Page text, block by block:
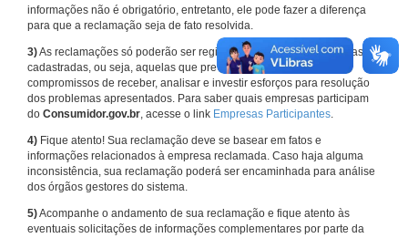
informações não é obrigatório, entretanto, ele pode fazer a diferença
para que a reclamação seja de fato resolvida.
3)As reclamações só poderão ser registradas em face de empresas
cadastradas, ou seja, aquelas que previamente assumiram
compromissos de receber, analisar e investir esforços para resolução
dos problemas apresentados. Para saber quais empresas participam
do Consumidor.gov.br, acesse o link Empresas Participantes.
4) Fique atento! Sua reclamação deve se basear em fatos e
informações relacionados à empresa reclamada. Caso haja alguma
inconsistência, sua reclamação poderá ser encaminhada para análise
dos órgãos gestores do sistema.
5)Acompanhe o andamento de sua reclamação e fique atento às
eventuais solicitações de informações complementares por parte da